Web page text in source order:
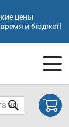
цены!
и бюджет!